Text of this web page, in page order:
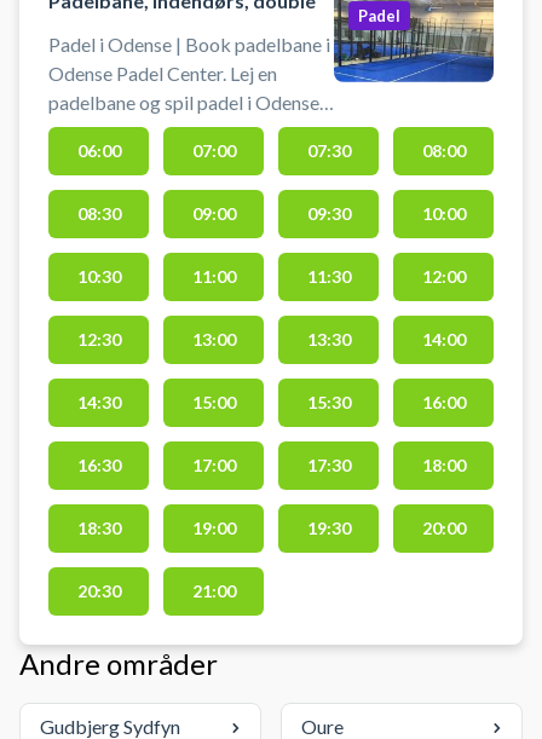
Padel i Odense | Book padelbane i
Odense Padel Center. Lej en
padelbane og spil padel i Odense
på doublebaner i opvarmede
lokaler hos Odense Padel Center.
Du finder Odense Padelcenter på
Peder Skrams Vej 5, 5220 Odense
Rosengårdcentret. Hos Odense
Padel Center findes parkering ved
døren til padelcentret, hvor du
finder 3 double- og 3 singlebaner.
Padelcentert tilbyder leje af bat
og køb af bolde.
Padel
06:00 07:00 07:30 08:00
08:30 09:00 09:30 10:00
10:30 11:00 11:30 12:00
12:30 13:00 13:30 14:00
14:30 15:00 15:30 16:00
16:30 17:00 17:30 18:00
18:30 19:00 19:30 20:00
20:30 21:00
Andre områder
Gudbjerg Sydfyn Oure